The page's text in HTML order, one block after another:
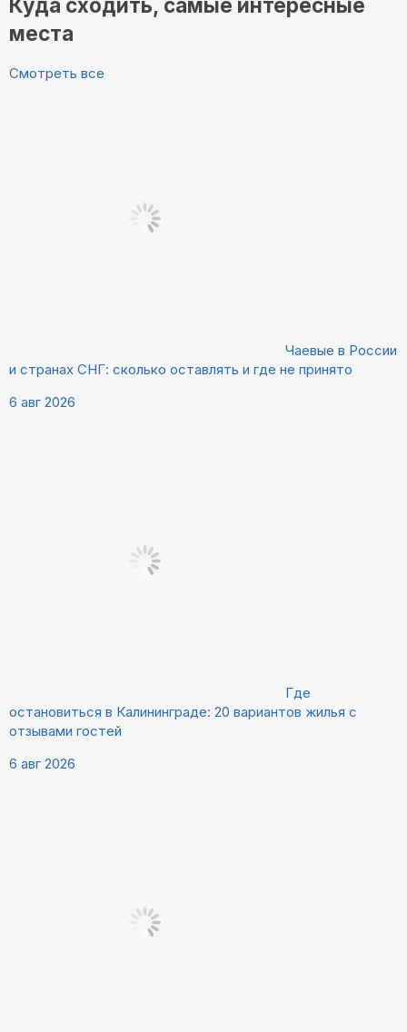
места
Смотреть все
Чаевые в России
и странах СНГ: сколько оставлять и где не принято
6 авг 2026
Где
остановиться в Калининграде: 20 вариантов жилья с
отзывами гостей
6 авг 2026